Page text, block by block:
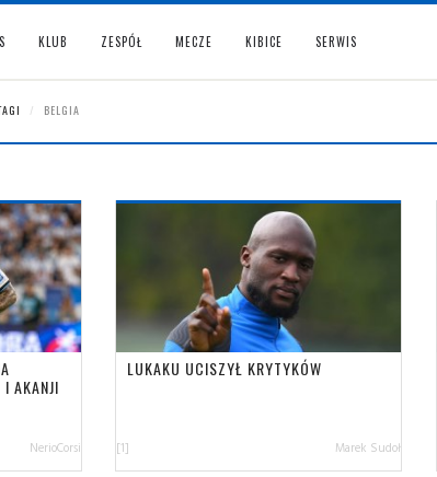
KLUB ZESPÓŁ MECZE KIBICE SERWIS
BELGIA
AKANJI
NerioCorsi
LUKAKU UCISZYŁ KRYTYKÓW
[1] Marek Sudoł